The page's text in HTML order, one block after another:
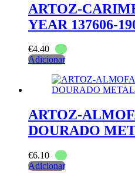
ARTOZ-
YEAR 137606-
€4.40
Adicionar
ARTOZ-
DOURADO
€6.10
Adicionar